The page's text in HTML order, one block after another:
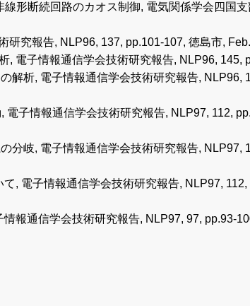
形断続回路のカオス制御, 電気関係学会四国
研究報告, NLP96, 137, pp.101-107, 徳島市,
, 電子情報通信学会技術研究報告, NLP96, 145,
解析, 電子情報通信学会技術研究報告, NLP96,
子情報通信学会技術研究報告, NLP97, 112,
分岐, 電子情報通信学会技術研究報告, NLP97,
, 電子情報通信学会技術研究報告, NLP97,
報通信学会技術研究報告, NLP97, 97, pp.93-